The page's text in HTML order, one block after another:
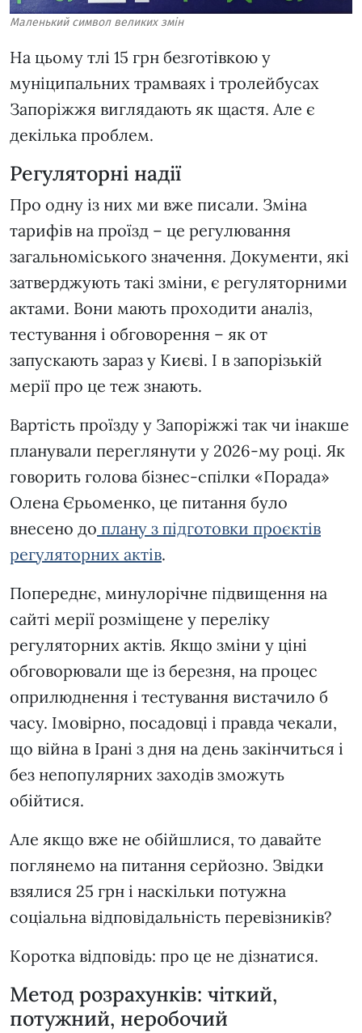
Маленький символ великих змін
На цьому тлі 15 грн безготівкою у
муніципальних трамваях і тролейбусах
Запоріжжя виглядають як щастя. Але є
декілька проблем.
Регуляторні надії
Про одну із них ми вже писали. Зміна
тарифів на проїзд – це регулювання
загальноміського значення. Документи, які
затверджують такі зміни, є регуляторними
актами. Вони мають проходити аналіз,
тестування і обговорення – як от
запускають зараз у Києві. І в запорізькій
мерії про це теж знають.
Вартість проїзду у Запоріжжі так чи інакше
планували переглянути у 2026-му році. Як
говорить голова бізнес-спілки «Порада»
Олена Єрьоменко, це питання було
внесено до плану з підготовки проєктів
регуляторних актів.
Попереднє, минулорічне підвищення на
сайті мерії розміщене у переліку
регуляторних актів. Якщо зміни у ціні
обговорювали ще із березня, на процес
оприлюднення і тестування вистачило б
часу. Імовірно, посадовці і правда чекали,
що війна в Ірані з дня на день закінчиться і
без непопулярних заходів зможуть
обійтися.
Але якщо вже не обійшлися, то давайте
поглянемо на питання серйозно. Звідки
взялися 25 грн і наскільки потужна
соціальна відповідальність перевізників?
Коротка відповідь: про це не дізнатися.
Метод розрахунків: чіткий,
потужний, неробочий